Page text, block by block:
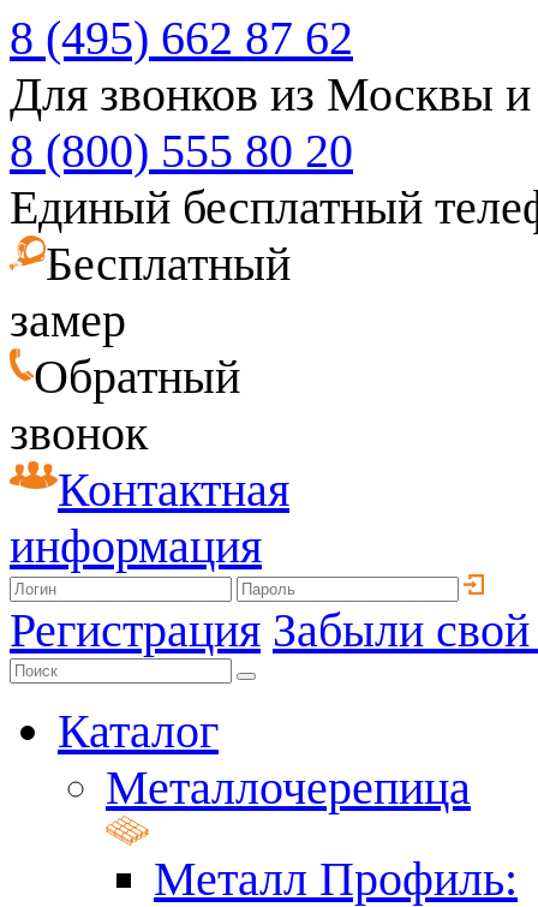
8 (495) 662 87 62
Для звонков из Москвы
8 (800) 555 80 20
Единый бесплатный
Бесплатный
замер
Обратный
звонок
Контактная
информация
Регистрация Забыли
Каталог
Металлочерепица
Металл Профиль: